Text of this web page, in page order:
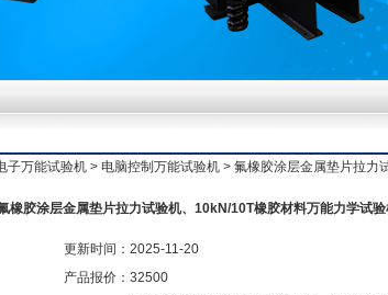
适配逻辑
适配逻辑
子万能试验机 > 电脑控制万能试验机 > 氟橡胶涂层金属垫片拉力
橡胶涂层金属垫片拉力试验机、10kN/10T橡胶材料万能力学试验
更新时间： 2025-11-20
产品报价： 32500